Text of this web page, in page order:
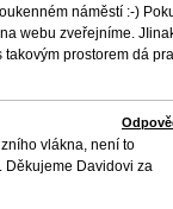
náměstí :-)
webu zveřejníme.
prostorem dá
vlákna, není to
Děkujeme Davidovi za